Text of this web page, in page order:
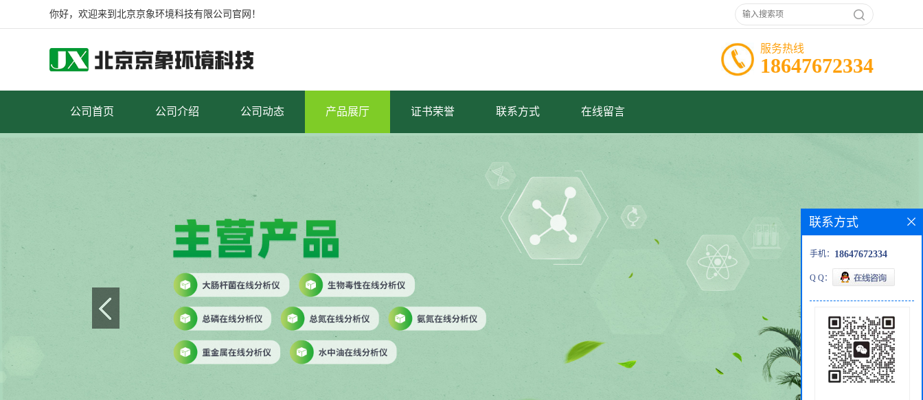
你好，欢迎来到北京京象环境科技有限公司官网！
服务热线
18647672334
公司首页 公司介绍 公司动态 产品展厅 证书荣誉 联系方式 在线留言
联系方式
手机： 18647672334
Q Q：